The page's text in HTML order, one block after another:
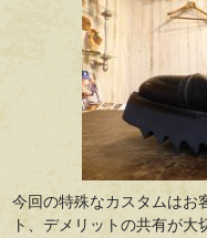
今回の特殊なカスタムはお
ト、デメリットの共有が